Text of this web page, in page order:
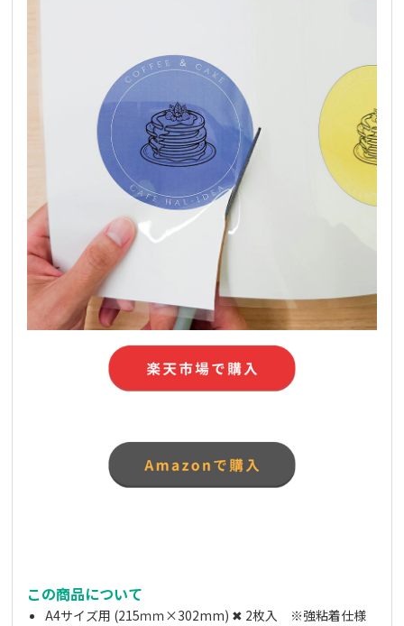
この商品について
A4サイズ用 (215ｍｍ×302mm) ✖ 2枚入 ※強粘着仕様